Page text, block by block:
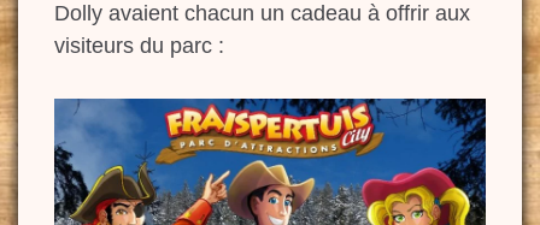
Dolly avaient chacun un cadeau à offrir aux
visiteurs du parc :